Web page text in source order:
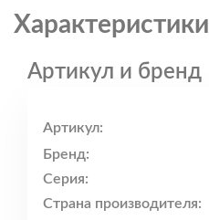
Характеристики
Артикул и бренд
Артикул:
Бренд:
Серия:
Страна производителя: